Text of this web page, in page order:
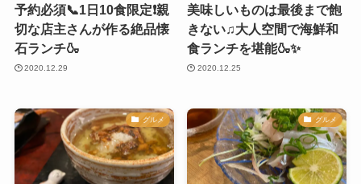
予約必須📞1日10食限定❗️親
切な店主さんが作る絶品懐
石ランチ🍶
2020.12.29
美味しいものは最後まで飽
きない♫大人空間で海鮮和
食ランチを堪能🍶✨
2020.12.25
グルメ グルメ